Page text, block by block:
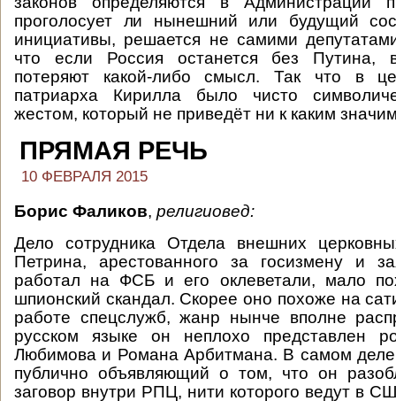
проголосует ли нынешний или будущий
инициативы, решается не самими
что если Россия останется без Путина,
потеряют какой-либо смысл. Так что в
патриарха Кирилла было чисто
жестом, который не приведёт ни к каким
ПРЯМАЯ РЕЧЬ
10 ФЕВРАЛЯ 2015
Борис Фаликов, религиовед:
Дело сотрудника Отдела внешних
Петрина, арестованного за госизмену и
работал на ФСБ и его оклеветали, мало
шпионский скандал. Скорее оно похоже на
работе спецслужб, жанр нынче вполне
русском языке он неплохо представлен
Любимова и Романа Арбитмана. В самом
публично объявляющий о том, что он
заговор внутри РПЦ, нити которого ведут в